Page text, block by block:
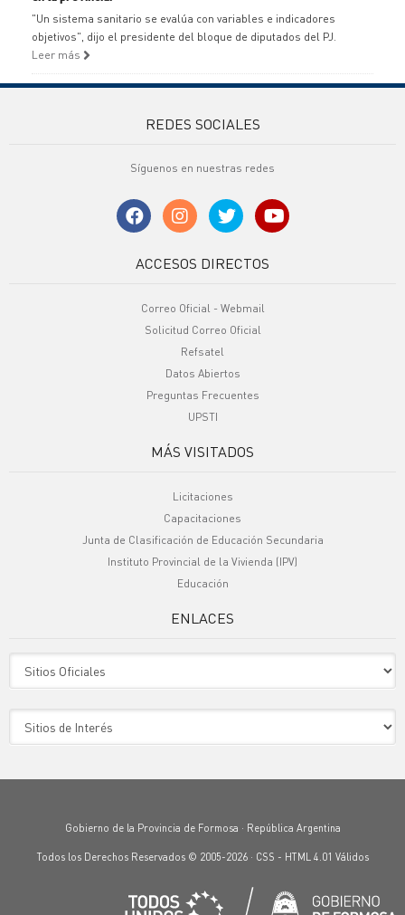
"Un sistema sanitario se evalúa con variables e indicadores
objetivos", dijo el presidente del bloque de diputados del PJ.
Leer más
REDES SOCIALES
Síguenos en nuestras redes
ACCESOS DIRECTOS
Correo Oficial - Webmail
Solicitud Correo Oficial
Refsatel
Datos Abiertos
Preguntas Frecuentes
UPSTI
MÁS VISITADOS
Licitaciones
Capacitaciones
Junta de Clasificación de Educación Secundaria
Instituto Provincial de la Vivienda (IPV)
Educación
ENLACES
Gobierno de la Provincia de Formosa · República Argentina
Todos los Derechos Reservados © 2005-2026 · CSS - HTML 4.01 Válidos